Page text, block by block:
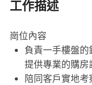
工作描述
崗位內容
負責一手樓盤
提供專業的購房
陪同客戶實地